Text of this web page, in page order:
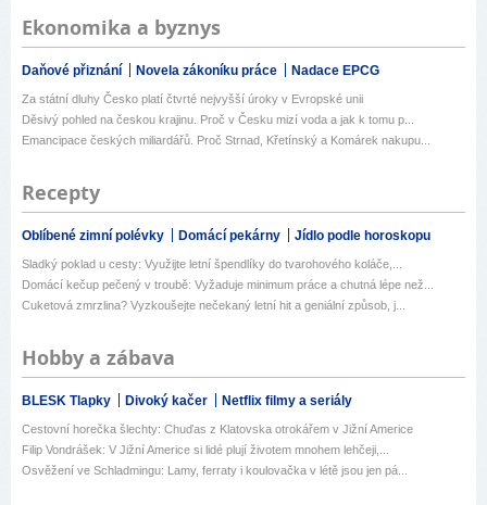
Ekonomika a byznys
Daňové přiznání Novela zákoníku práce Nadace EPCG
Za státní dluhy Česko platí čtvrté nejvyšší úroky v Evropské unii
Děsivý pohled na českou krajinu. Proč v Česku mizí voda a jak k tomu p...
Emancipace českých miliardářů. Proč Strnad, Křetínský a Komárek nakupu...
Recepty
Oblíbené zimní polévky Domácí pekárny Jídlo podle horoskopu
Sladký poklad u cesty: Využijte letní špendlíky do tvarohového koláče,...
Domácí kečup pečený v troubě: Vyžaduje minimum práce a chutná lépe než...
Cuketová zmrzlina? Vyzkoušejte nečekaný letní hit a geniální způsob, j...
Hobby a zábava
BLESK Tlapky Divoký kačer Netflix filmy a seriály
Cestovní horečka šlechty: Chuďas z Klatovska otrokářem v Jižní Americe
Filip Vondrášek: V Jižní Americe si lidé plují životem mnohem lehčeji,...
Osvěžení ve Schladmingu: Lamy, ferraty i koulovačka v létě jsou jen pá...